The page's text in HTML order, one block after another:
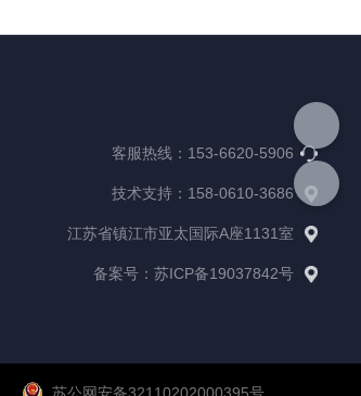
客服热线：153-6620-5906
技术支持：158-0610-3686
江苏省镇江市亚太国际A座1131室
备案号：苏ICP备19037842号
苏公网安备32110202000395号